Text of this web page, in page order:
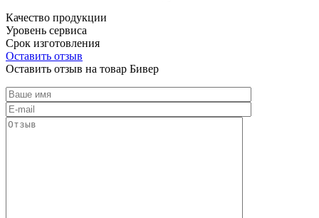
Качество продукции
Уровень сервиса
Срок изготовления
Оставить отзыв
Оставить отзыв на товар Бивер